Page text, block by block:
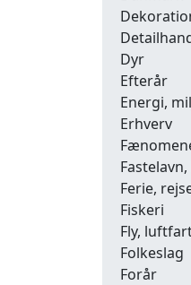
Dyr
Efterår
Energi,
Erhverv
Ferie,
Fiskeri
Fly,
Folkeslag
Forår